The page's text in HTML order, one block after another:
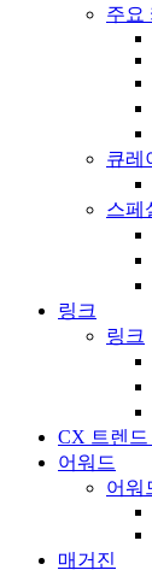
주요
큐레
스페
링크
링크
CX 트렌드
어워드
어워
매거진